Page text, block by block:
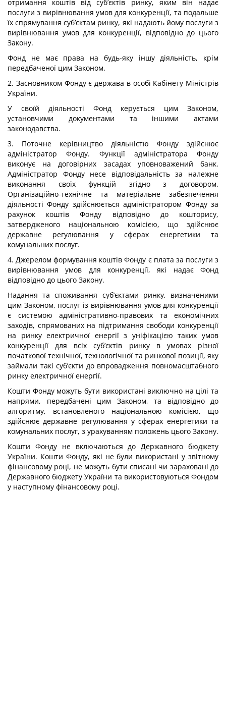
отримання коштів від суб’єктів ринку, яким він надає
послуги з вирівнювання умов для конкуренції, та подальше
їх спрямування суб’єктам ринку, які надають йому послуги з
вирівнювання умов для конкуренції, відповідно до цього
Закону.
Фонд не має права на будь-яку іншу діяльність, крім
передбаченої цим Законом.
2. Засновником Фонду є держава в особі Кабінету Міністрів
України.
У своїй діяльності Фонд керується цим Законом,
установчими документами та іншими актами
законодавства.
3. Поточне керівництво діяльністю Фонду здійснює
адміністратор Фонду. Функції адміністратора Фонду
виконує на договірних засадах уповноважений банк.
Адміністратор Фонду несе відповідальність за належне
виконання своїх функцій згідно з договором.
Організаційно-технічне та матеріальне забезпечення
діяльності Фонду здійснюється адміністратором Фонду за
рахунок коштів Фонду відповідно до кошторису,
затвердженого національною комісією, що здійснює
державне регулювання у сферах енергетики та
комунальних послуг.
4. Джерелом формування коштів Фонду є плата за послуги з
вирівнювання умов для конкуренції, які надає Фонд
відповідно до цього Закону.
Надання та споживання суб’єктами ринку, визначеними
цим Законом, послуг із вирівнювання умов для конкуренції
є системою адміністративно-правових та економічних
заходів, спрямованих на підтримання свободи конкуренції
на ринку електричної енергії з уніфікацією таких умов
конкуренції для всіх суб’єктів ринку в умовах різної
початкової технічної, технологічної та ринкової позиції, яку
займали такі суб’єкти до впровадження повномасштабного
ринку електричної енергії.
Кошти Фонду можуть бути використані виключно на цілі та
напрями, передбачені цим Законом, та відповідно до
алгоритму, встановленого національною комісією, що
здійснює державне регулювання у сферах енергетики та
комунальних послуг, з урахуванням положень цього Закону.
Кошти Фонду не включаються до Державного бюджету
України. Кошти Фонду, які не були використані у звітному
фінансовому році, не можуть бути списані чи зараховані до
Державного бюджету України та використовуються Фондом
у наступному фінансовому році.